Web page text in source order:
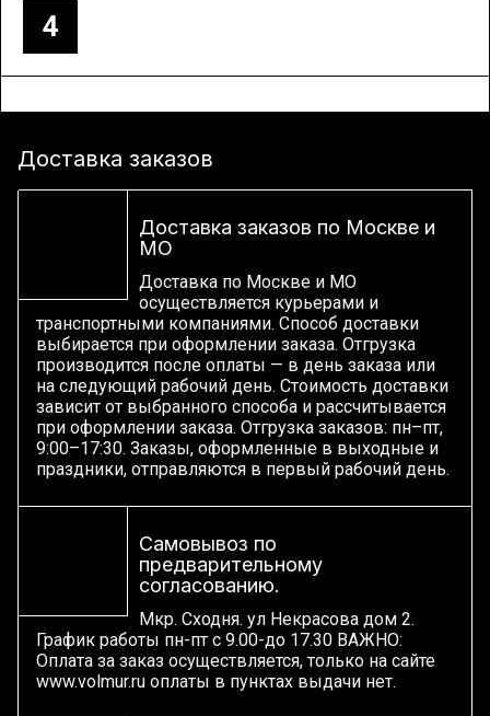
4
Доставка заказов
Доставка заказов по Москве и
МО
Доставка по Москве и МО
осуществляется курьерами и
транспортными компаниями. Способ доставки
выбирается при оформлении заказа. Отгрузка
производится после оплаты — в день заказа или
на следующий рабочий день. Стоимость доставки
зависит от выбранного способа и рассчитывается
при оформлении заказа. Отгрузка заказов: пн–пт,
9:00–17:30. Заказы, оформленные в выходные и
праздники, отправляются в первый рабочий день.
Самовывоз по
предварительному
согласованию.
Мкр. Сходня. ул Некрасова дом 2.
График работы пн-пт с 9.00-до 17.30 ВАЖНО:
Оплата за заказ осуществляется, только на сайте
www.volmur.ru оплаты в пунктах выдачи нет.